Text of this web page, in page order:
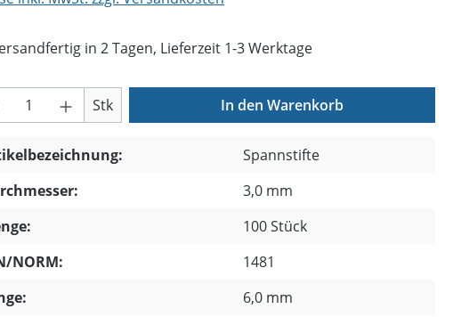
in 2 Tagen, Lieferzeit 1-3 Werktage
Anzahl: Gib den gewünschten Wert
Stk In den Warenkorb
Spannstifte
3,0 mm
100 Stück
NORM:
1481
6,0 mm